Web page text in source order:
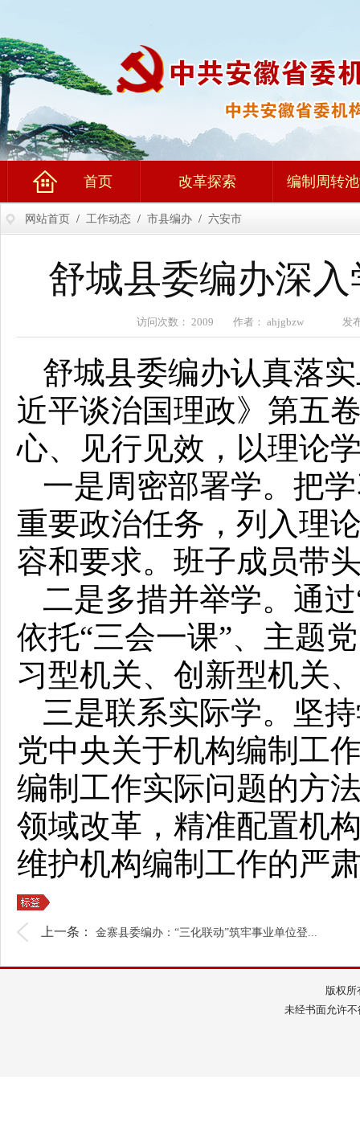
首页 改革探索 编制周转
网站首页 / 工作动态 / 市县编办 / 六安市
舒城县委编办深
访问次数： 2009 作者： ahjgbzw 发布
舒城县委编办认真落
近平谈治国理政》第五
心、见行见效，以理论
一是周密部署学。把
重要政治任务，列入理
容和要求。班子成员带
二是多措并举学。通
依托“三会一课”、主题
习型机关、创新型机关
三是联系实际学。坚
党中央关于机构编制工
编制工作实际问题的方
领域改革，精准配置机
维护机构编制工作的严
上一条： 金寨县委编办：“三化联动”筑牢事业单位登...
版权
未经书面允许